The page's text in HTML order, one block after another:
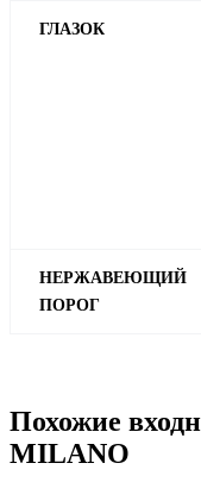
ГЛАЗОК
НЕРЖАВЕЮЩИЙ
ПОРОГ
Похожие
MILANO